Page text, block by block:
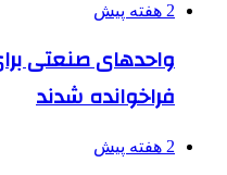
2 هفته پیش
واحدهای صنعتی
فراخوانده شدند
2 هفته پیش